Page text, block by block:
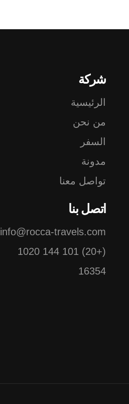
شركة
الرئيسية
من نحن
السفر
مدونة
تواصل معنا
اتصل بنا
info@rocca-travels.com
(+20) 101 144 1020
16354